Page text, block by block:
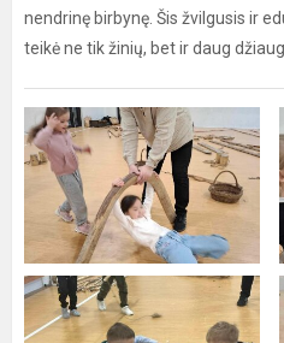
nendrinę birbynę. Šis žvilgusis ir
teikė ne tik žinių, bet ir daug